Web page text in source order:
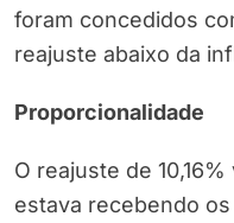
foram concedidos
reajuste abaixo da
Proporcionalidade
O reajuste de
estava recebendo